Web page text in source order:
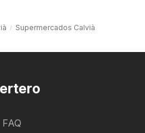
Supermercados Calvià
FAQ